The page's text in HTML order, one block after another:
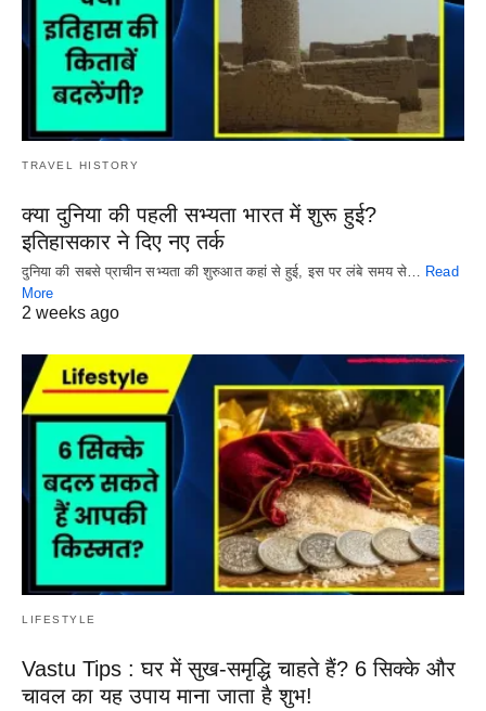
TRAVEL HISTORY
क्या दुनिया की पहली सभ्यता भारत में शुरू हुई?
इतिहासकार ने दिए नए तर्क
दुनिया की सबसे प्राचीन सभ्यता की शुरुआत कहां से हुई, इस पर लंबे समय से… Read
More
2 weeks ago
LIFESTYLE
Vastu Tips : घर में सुख-समृद्धि चाहते हैं? 6 सिक्के और
चावल का यह उपाय माना जाता है शुभ!